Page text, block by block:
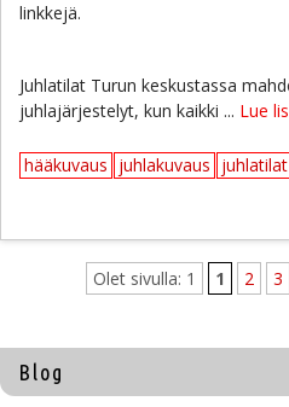
linkkejä.
Juhlatilat Turun keskustassa
juhlajärjestelyt, kun kaikki ... Lue
hääkuvaus juhlakuvaus juhlatilat
Olet sivulla: 1 1 2 3
Blog